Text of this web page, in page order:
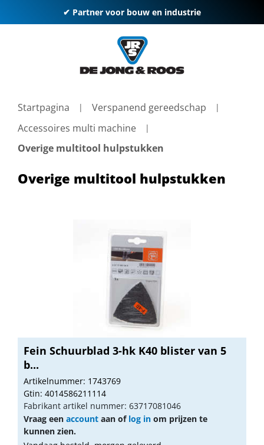
✔ Partner voor bouw en industrie
Startpagina
Verspanend gereedschap
Accessoires multi machine
Overige multitool hulpstukken
Overige multitool hulpstukken
Fein Schuurblad 3-hk K40 blister van 5
b...
Artikelnummer: 1743769
Gtin: 4014586211114
Fabrikant artikel nummer: 63717081046
Vraag een account aan of log in om prijzen te
kunnen zien.